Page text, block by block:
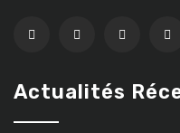
Actualités